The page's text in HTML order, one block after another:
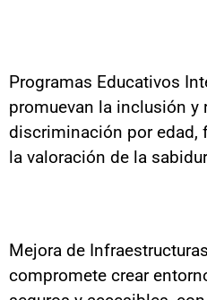
Programas Educativos
promuevan la inclusión y
discriminación por edad,
la valoración de la
Mejora de
compromete crear